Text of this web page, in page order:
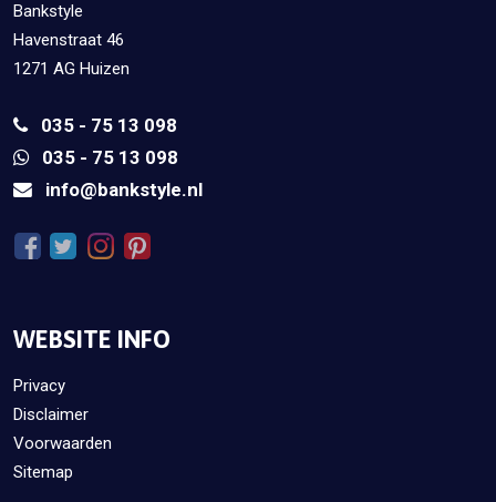
Bankstyle
Havenstraat 46
1271 AG Huizen
035 - 75 13 098
035 - 75 13 098
info@bankstyle.nl
WEBSITE INFO
Privacy
Disclaimer
Voorwaarden
Sitemap